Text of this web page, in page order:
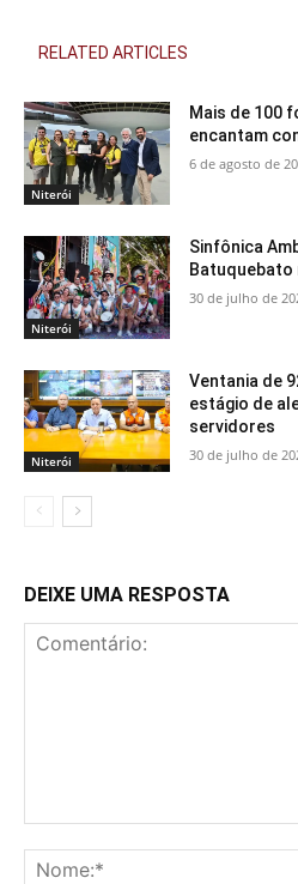
RELATED ARTICLES
Niterói
Mais de 100
encantam
6 de agosto de
Niterói
Sinfônica
Batuquebato
30 de julho de
Niterói
Ventania de
estágio de
servidores
30 de julho de
DEIXE UMA RESPOSTA